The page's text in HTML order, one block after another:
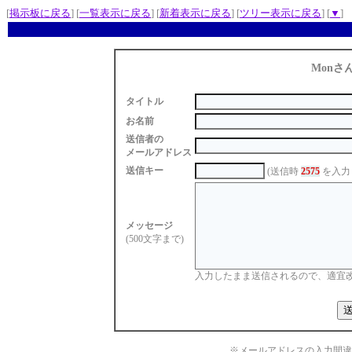
[掲示板に戻る] [一覧表示に戻る] [新着表示に戻る] [ツリー表示に戻る] [▼ ]
Monさ
タイトル
お名前
送信者の
メールアドレス
送信キー
(送信時 2575を入力
メッセージ
(500文字まで)
入力したまま送信されるので、適宜